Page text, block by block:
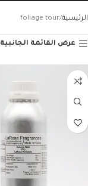
الرئيسية foliage tour
عرض القائمة الجانبية